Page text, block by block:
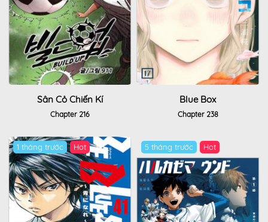
Sân Cỏ Chiến Kí
Chapter 216
Blue Box
Chapter 238
1 tháng trước Hot 5 tháng trước Hot